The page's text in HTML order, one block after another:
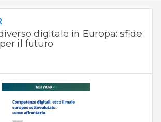
digitale in Europa: sfide
il futuro